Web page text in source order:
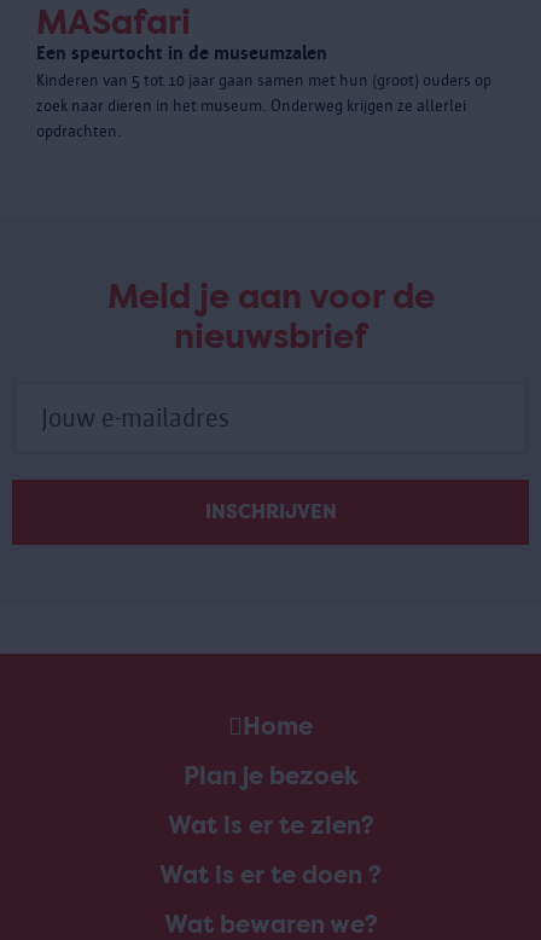
MASafari
Een speurtocht in de museumzalen
Kinderen van 5 tot 10 jaar gaan samen met hun (groot) ouders op
zoek naar dieren in het museum. Onderweg krijgen ze allerlei
opdrachten.
Meld je aan voor de
nieuwsbrief
Home
Plan je bezoek
Wat is er te zien?
Wat is er te doen ?
Wat bewaren we?